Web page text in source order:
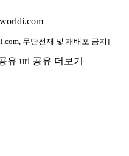
무단전재 및 재배포 금지]
유 url 공유 더보기